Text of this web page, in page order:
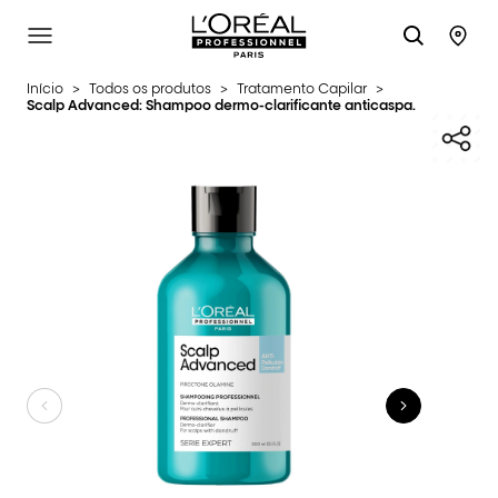
L'Oréal Professionnel Paris
SITE MENU
Início > Todos os produtos > Tratamento Capilar >
Scalp Advanced: Shampoo dermo-clarificante anticaspa.